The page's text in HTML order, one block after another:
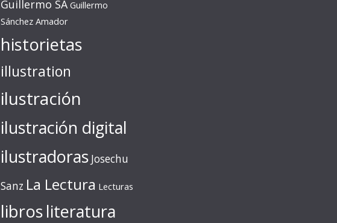
Guillermo SA Guillermo
Sánchez Amador
historietas
illustration
ilustración
ilustración digital
ilustradoras Josechu
Sanz La Lectura Lecturas
librosliteratura